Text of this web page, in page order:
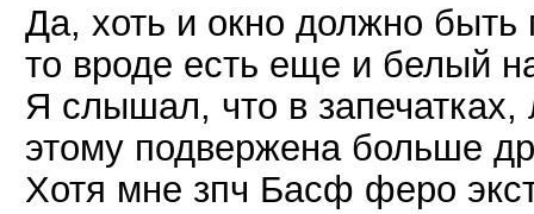
Да, хоть и окно должно быть
то вроде есть еще и белый
Я слышал, что в запечатках,
этому подвержена больше
Хотя мне зпч Басф феро